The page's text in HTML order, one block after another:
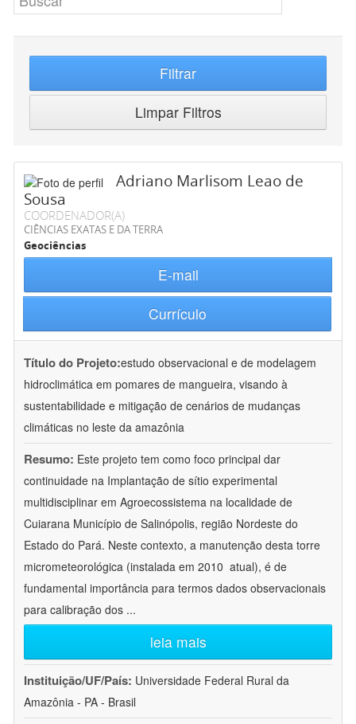
Filtrar
Limpar Filtros
Adriano Marlisom Leao de
Sousa
COORDENADOR(A)
CIÊNCIAS EXATAS E DA TERRA
Geociências
E-mail
Currículo
Título do Projeto:estudo observacional e de modelagem
hidroclimática em pomares de mangueira, visando à
sustentabilidade e mitigação de cenários de mudanças
climáticas no leste da amazônia
Resumo: Este projeto tem como foco principal dar
continuidade na Implantação de sítio experimental
multidisciplinar em Agroecossistema na localidade de
Cuiarana Município de Salinópolis, região Nordeste do
Estado do Pará. Neste contexto, a manutenção desta torre
micrometeorológica (instalada em 2010  atual), é de
fundamental importância para termos dados observacionais
para calibração dos ...
leia mais
Instituição/UF/País: Universidade Federal Rural da
Amazônia - PA - Brasil